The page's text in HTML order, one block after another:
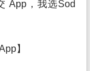
App，我选Sod
】